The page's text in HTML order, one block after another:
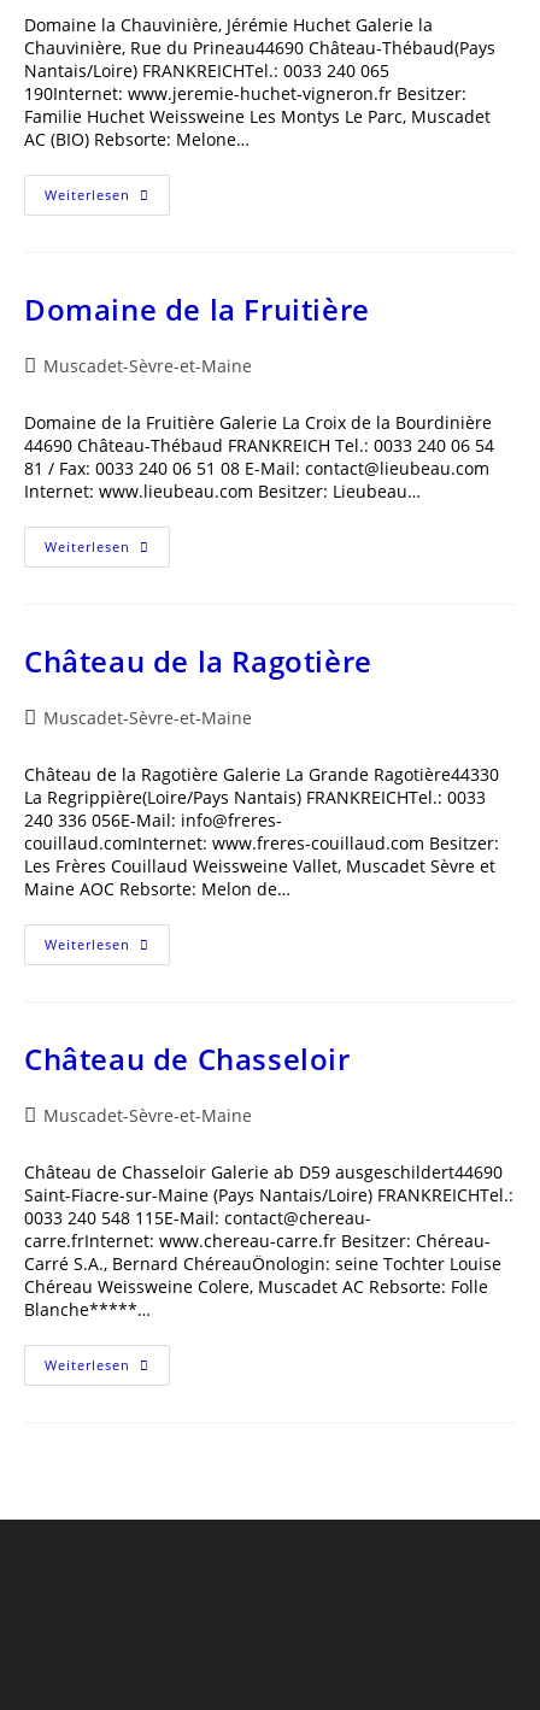
Domaine la Chauvinière, Jérémie Huchet Galerie la
Chauvinière, Rue du Prineau44690 Château-Thébaud(Pays
Nantais/Loire) FRANKREICHTel.: 0033 240 065
190Internet: www.jeremie-huchet-vigneron.fr Besitzer:
Familie Huchet Weissweine Les Montys Le Parc, Muscadet
AC (BIO) Rebsorte: Melone…
Weiterlesen Domaine
La
Domaine de la Fruitière
Beitrags-
Muscadet-Sèvre-et-Maine
Domaine de la Fruitière Galerie La Croix de la Bourdinière
44690 Château-Thébaud FRANKREICH Tel.: 0033 240 06 54
81 / Fax: 0033 240 06 51 08 E-Mail: contact@lieubeau.com
Internet: www.lieubeau.com Besitzer: Lieubeau…
Weiterlesen Domaine
De
Château de la Ragotière
Beitrags-
Muscadet-Sèvre-et-Maine
Château de la Ragotière Galerie La Grande Ragotière44330
La Regrippière(Loire/Pays Nantais) FRANKREICHTel.: 0033
240 336 056E-Mail: info@freres-
couillaud.comInternet: www.freres-couillaud.com Besitzer:
Les Frères Couillaud Weissweine Vallet, Muscadet Sèvre et
Maine AOC Rebsorte: Melon de…
Weiterlesen Château
De
Château de Chasseloir
Beitrags-
Muscadet-Sèvre-et-Maine
Château de Chasseloir Galerie ab D59 ausgeschildert44690
Saint-Fiacre-sur-Maine (Pays Nantais/Loire) FRANKREICHTel.:
0033 240 548 115E-Mail: contact@chereau-
carre.frInternet: www.chereau-carre.fr Besitzer: Chéreau-
Carré S.A., Bernard ChéreauÖnologin: seine Tochter Louise
Chéreau Weissweine Colere, Muscadet AC Rebsorte: Folle
Blanche*****…
Weiterlesen Château
De